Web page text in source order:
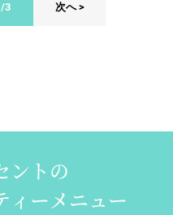
3 次へ >
ントの
ィーメニュー